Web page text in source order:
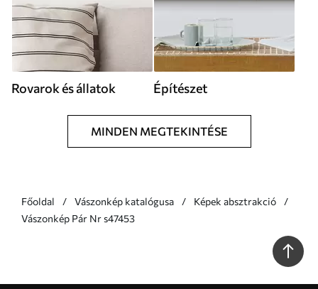
Rovarok és állatok Építészet
MINDEN MEGTEKINTÉSE
Főoldal Vászonkép katalógusa
Képek absztrakció
Vászonkép Pár Nr s47453